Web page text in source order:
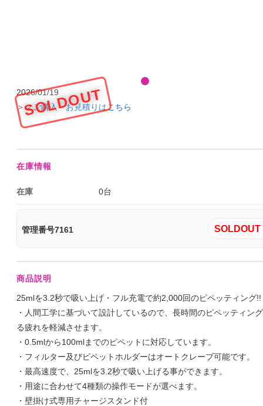
SOLDOUT
2026/01/19
＞＞ご購入・お見積りはこちら
在庫情報
在庫 0台
管理番号7161 SOLDOUT
商品説明
25mlを3.2秒で吸い上げ・フル充電で約2,000回のピペッティング!!
・人間工学に基づいて設計しているので、長時間のピペッティン
る疲れを軽減させます。
・0.5mlから100mlまでのピペットに対応しています。
・フィルター及びピペットホルダーはオートクレーブ可能です。
・最高速度で、25mlを3.2秒で吸い上げる事ができます。
・用途に合わせて4種類の操作モードが選べます。
・壁掛け式専用チャージスタンド付